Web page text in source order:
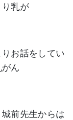
乳が
お話をしてい
ん
城前先生からは